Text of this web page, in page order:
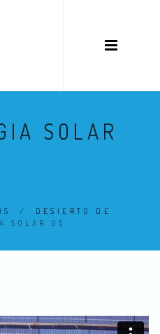
SOLAR
/ DESIERTO DE
SOLAR 05